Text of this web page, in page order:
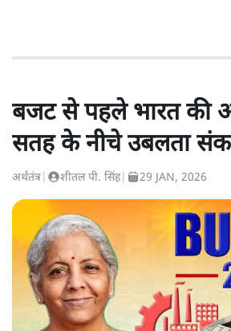
बजट से पहले भारत की
सतह के नीचे उबलता
अर्थतंत्र शीतल पी. सिंह| 29 JAN, 2026